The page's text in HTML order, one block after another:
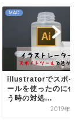
MAC
illustratorでスポイ
ールを使ったのに色
う時の対処...
2019年1